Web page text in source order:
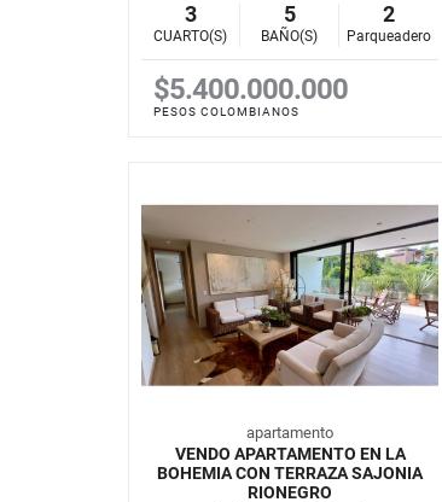
3
CUARTO(S)
5
BAÑO(S)
2
Parqueadero
$5.400.000.000
PESOS COLOMBIANOS
apartamento
VENDO APARTAMENTO EN LA
BOHEMIA CON TERRAZA SAJONIA
RIONEGRO